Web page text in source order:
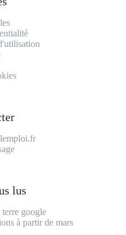
lus
google
à partir de mars